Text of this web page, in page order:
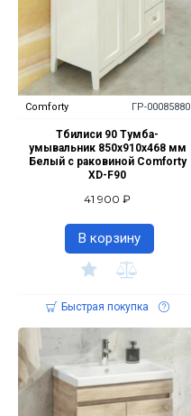
Comforty ГР-00085880
Тбилиси 90 Тумба-
умывальник 850х910х468 мм
Белый с раковиной Comforty
XD-F90
41 900 ₽
В корзину
Быстрая покупка